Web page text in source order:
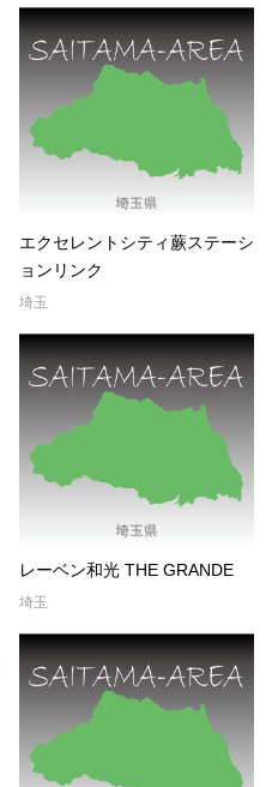
エクセレントシティ蕨ステーシ
ョンリンク
埼玉
レーベン和光 THE GRANDE
埼玉